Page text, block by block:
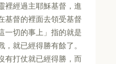
裡經過主耶穌基督，進
基督的裡面去領受基督
一切的事上」指的就是
就已經得勝有餘了。
有打仗就已經得勝，而